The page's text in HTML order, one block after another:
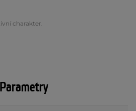
charakter.
Parametry